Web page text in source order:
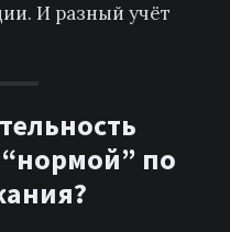
И разный учёт
по